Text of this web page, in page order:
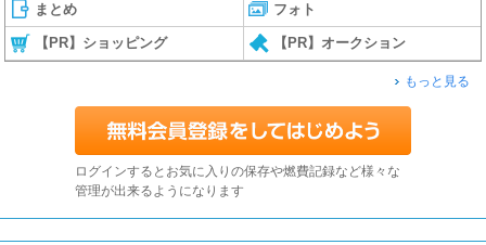
まとめ フォト
【PR】ショッピング 【PR】オークション
もっと見る
ログインするとお気に入りの保存や燃費記録など様々な
管理が出来るようになります